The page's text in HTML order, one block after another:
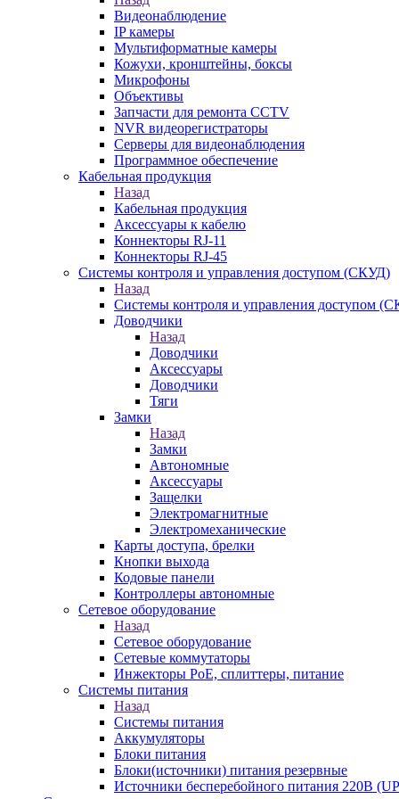
Видеонаблюдение
IP камеры
Мультиформатные камеры
Кожухи, кронштейны, боксы
Микрофоны
Объективы
Запчасти для ремонта CCTV
NVR видеорегистраторы
Серверы для видеонаблюдения
Программное обеспечение
Кабельная продукция
Назад
Кабельная продукция
Аксессуары к кабелю
Коннекторы RJ-11
Коннекторы RJ-45
Системы контроля и управления доступом (СКУД)
Назад
Системы контроля и управления доступом
Доводчики
Назад
Доводчики
Аксессуары
Доводчики
Тяги
Замки
Назад
Замки
Автономные
Аксессуары
Защелки
Электромагнитные
Электромеханические
Карты доступа, брелки
Кнопки выхода
Кодовые панели
Контроллеры автономные
Сетевое оборудование
Назад
Сетевое оборудование
Сетевые коммутаторы
Инжекторы РоЕ, сплиттеры, питание
Системы питания
Назад
Системы питания
Аккумуляторы
Блоки питания
Блоки(источники) питания резервные
Источники бесперебойного питания 220В